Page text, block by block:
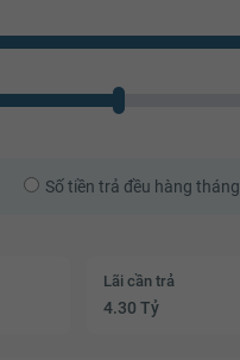
Số tiền trả đều hàng tháng
Lãi cần trả
4.30 Tỷ